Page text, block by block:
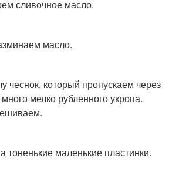
сливочное масло.
масло.
чеснок, который пропускаем через
мелко рубленного укропа.
тоненькие маленькие пластинки.